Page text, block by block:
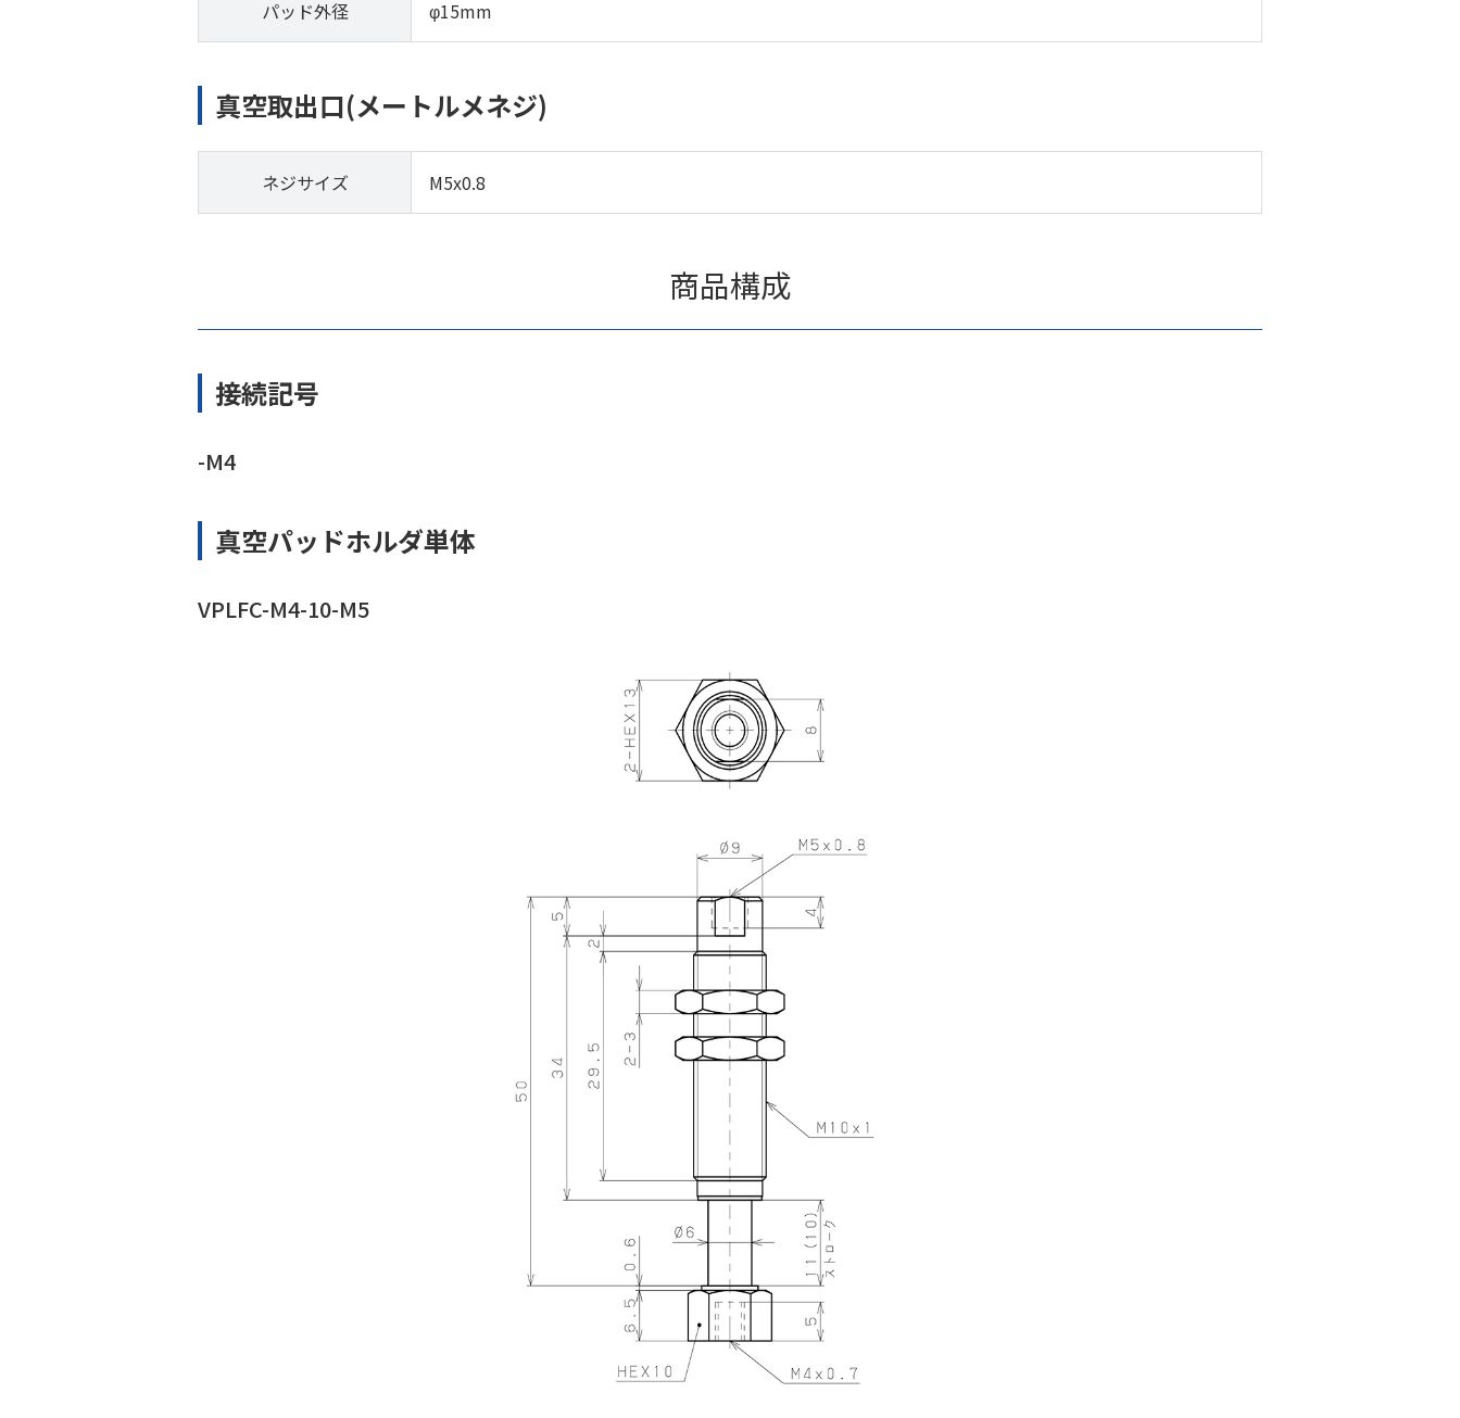
パッド外径 φ15mm
真空取出口(メートルメネジ)
ネジサイズ M5x0.8
商品構成
接続記号
-M4
真空パッドホルダ単体
VPLFC-M4-10-M5